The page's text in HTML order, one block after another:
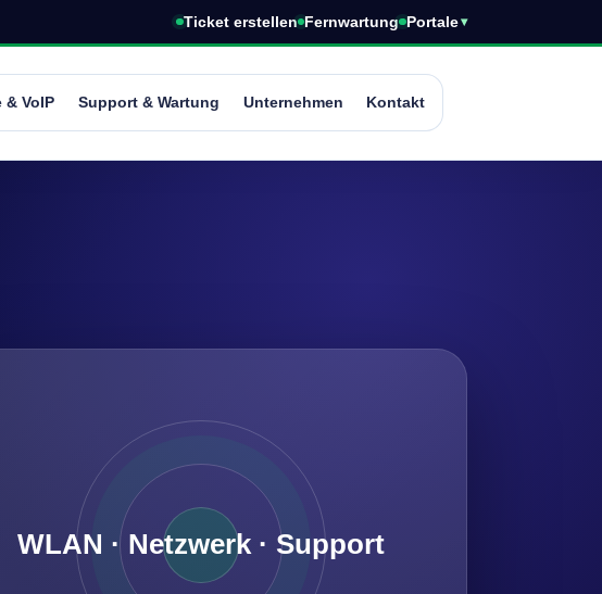
Ticket erstellen Fernwartung Portale
& VoIP Support & Wartung Unternehmen Kontakt
WLAN · Netzwerk · Support